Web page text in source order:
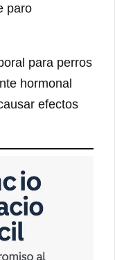
paro
para perros
hormonal
efectos